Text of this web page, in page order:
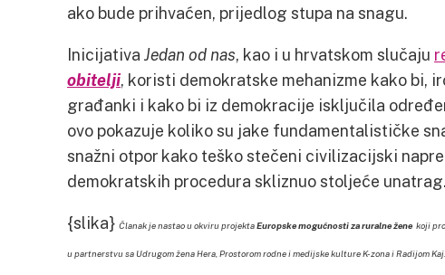
ako bude prihvaćen, prijedlog stupa na snagu.
Inicijativa Jedan od nas, kao i u hrvatskom slučaju
obitelji, koristi demokratske mehanizme kako bi,
građanki i kako bi iz demokracije isključila
ovo pokazuje koliko su jake fundamentalističke
snažni otpor kako teško stečeni civilizacijski
demokratskih procedura skliznuo stoljeće unatrag.
{slika} Članak je nastao u okviru projektaEuropske mogućnosti za ruralne ženekoji
u partnerstvu sa Udrugom žena Hera, Prostorom rodne i medijske kulture K-zona i Radijom